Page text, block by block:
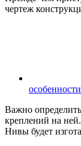
чертеж
Важно
креплений на
Нивы будет